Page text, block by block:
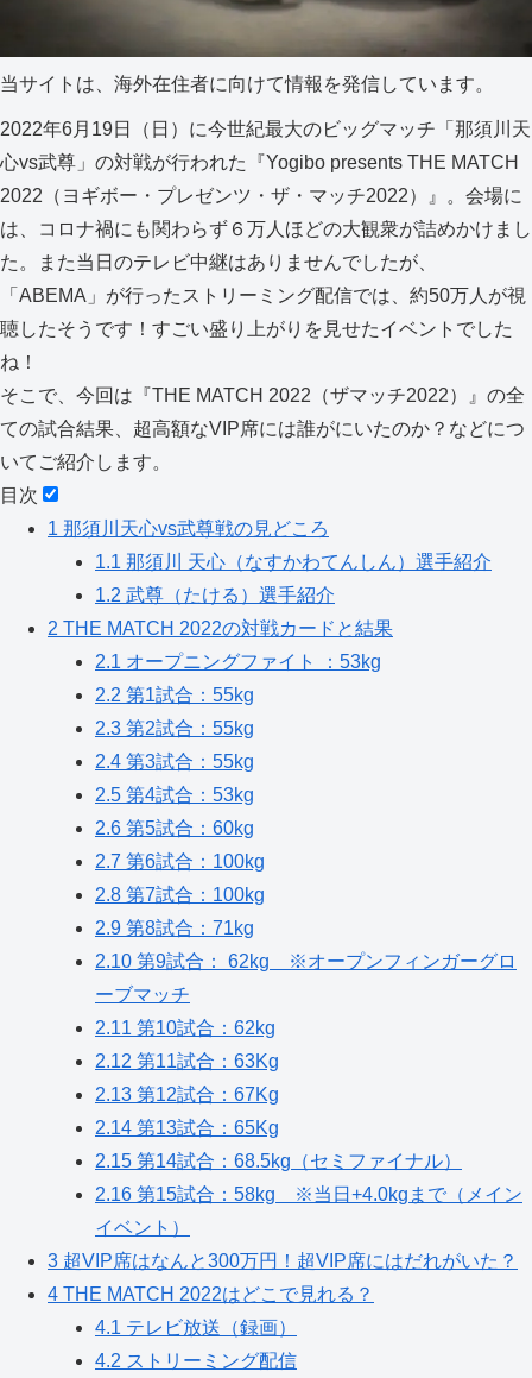
当サイトは、海外在住者に向けて情報を発信しています。
2022年6月19日（日）に今世紀最大のビッグマッチ「那須川天
心vs武尊」の対戦が行われた『Yogibo presents THE MATCH
2022（ヨギボー・プレゼンツ・ザ・マッチ2022）』。会場に
は、コロナ禍にも関わらず６万人ほどの大観衆が詰めかけまし
た。また当日のテレビ中継はありませんでしたが、
「ABEMA」が行ったストリーミング配信では、約50万人が視
聴したそうです！すごい盛り上がりを見せたイベントでした
ね！
そこで、今回は『THE MATCH 2022（ザマッチ2022）』の全
ての試合結果、超高額なVIP席には誰がにいたのか？などにつ
いてご紹介します。
目次
1 那須川天心vs武尊戦の見どころ
1.1 那須川 天心（なすかわてんしん）選手紹介
1.2 武尊（たける）選手紹介
2 THE MATCH 2022の対戦カードと結果
2.1 オープニングファイト ：53kg
2.2 第1試合：55kg
2.3 第2試合：55kg
2.4 第3試合：55kg
2.5 第4試合：53kg
2.6 第5試合：60kg
2.7 第6試合：100kg
2.8 第7試合：100kg
2.9 第8試合：71kg
2.10 第9試合： 62kg ※オープンフィンガーグロ
ーブマッチ
2.11 第10試合：62kg
2.12 第11試合：63Kg
2.13 第12試合：67Kg
2.14 第13試合：65Kg
2.15 第14試合：68.5kg（セミファイナル）
2.16 第15試合：58kg ※当日+4.0kgまで（メイン
イベント）
3 超VIP席はなんと300万円！超VIP席にはだれがいた？
4 THE MATCH 2022はどこで見れる？
4.1 テレビ放送（録画）
4.2 ストリーミング配信